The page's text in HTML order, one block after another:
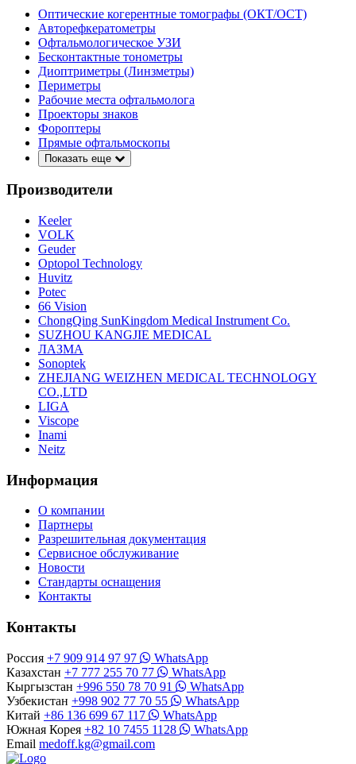
Оптические когерентные томографы (ОКТ/ОСТ)
Авторефкератометры
Офтальмологическое УЗИ
Бесконтактные тонометры
Диоптриметры (Линзметры)
Периметры
Рабочие места офтальмолога
Проекторы знаков
Фороптеры
Прямые офтальмоскопы
Показать еще
Производители
Keeler
VOLK
Geuder
Optopol Technology
Huvitz
Potec
66 Vision
ChongQing SunKingdom Medical Instrument Co.
SUZHOU KANGJIE MEDICAL
ЛАЗМА
Sonoptek
ZHEJIANG WEIZHEN MEDICAL TECHNOLOGY
CO.,LTD
LIGA
Viscope
Inami
Neitz
Информация
О компании
Партнеры
Разрешительная документация
Сервисное обслуживание
Новости
Стандарты оснащения
Контакты
Контакты
Россия +7 909 914 97 97
WhatsApp
Казахстан +7 777 255 70 77
WhatsApp
Кыргызстан +996 550 78 70 91
WhatsApp
Узбекистан +998 902 77 70 55
WhatsApp
Китай +86 136 699 67 117
WhatsApp
Южная Корея +82 10 7455 1128
WhatsApp
Email medoff.kg@gmail.com